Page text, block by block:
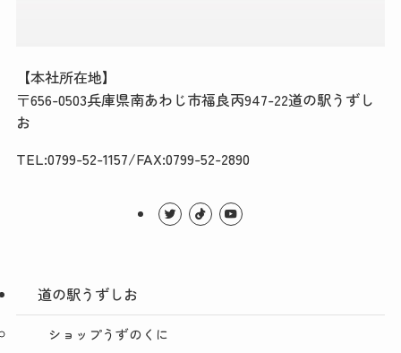
【本社所在地】
〒656-0503兵庫県南あわじ市福良丙947-22道の駅うずし
お
TEL:0799-52-1157/FAX:0799-52-2890
道の駅うずしお
ショップうずのくに